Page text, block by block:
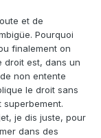
et de
Pourquoi
finalement on
droit est, dans un
non entente
le droit sans
je dis juste, pour
dans des